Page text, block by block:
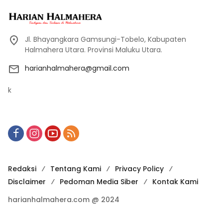
Jl. Bhayangkara Gamsungi-Tobelo, Kabupaten
Halmahera Utara. Provinsi Maluku Utara.
harianhalmahera@gmail.com
k
Redaksi Tentang Kami
Privacy Policy
Disclaimer
Pedoman Media Siber
Kontak Kami
harianhalmahera.com @ 2024